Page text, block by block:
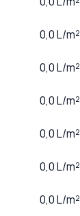
0,0L/m²
0,0L/m²
0,0L/m²
0,0L/m²
0,0L/m²
0,0L/m²